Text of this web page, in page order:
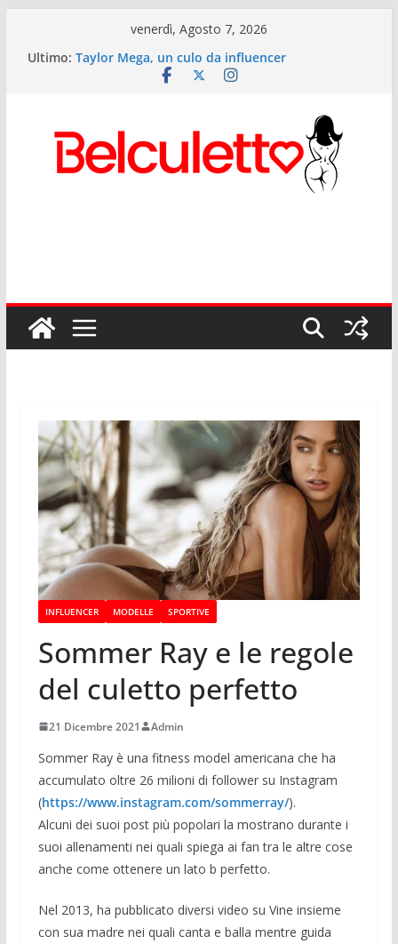
venerdì, Agosto 7, 2026
Ultimo: Taylor Mega, un culo da influencer
Elettra Lamborghini: i segreti del culetto più
Anitta: il Lato B più potente del pop mondiale
Sexy Giorgia il lato b di Onlyfans
Rihanna ed il suo lato b musicale
INFLUENCER MODELLE SPORTIVE
Sommer Ray e le regole
del culetto perfetto
21 Dicembre 2021 Admin
Sommer Ray è una fitness model americana che ha
accumulato oltre 26 milioni di follower su Instagram
(https://www.instagram.com/sommerray/).
Alcuni dei suoi post più popolari la mostrano durante i
suoi allenamenti nei quali spiega ai fan tra le altre cose
anche come ottenere un lato b perfetto.
Nel 2013, ha pubblicato diversi video su Vine insieme
con sua madre nei quali canta e balla mentre guida